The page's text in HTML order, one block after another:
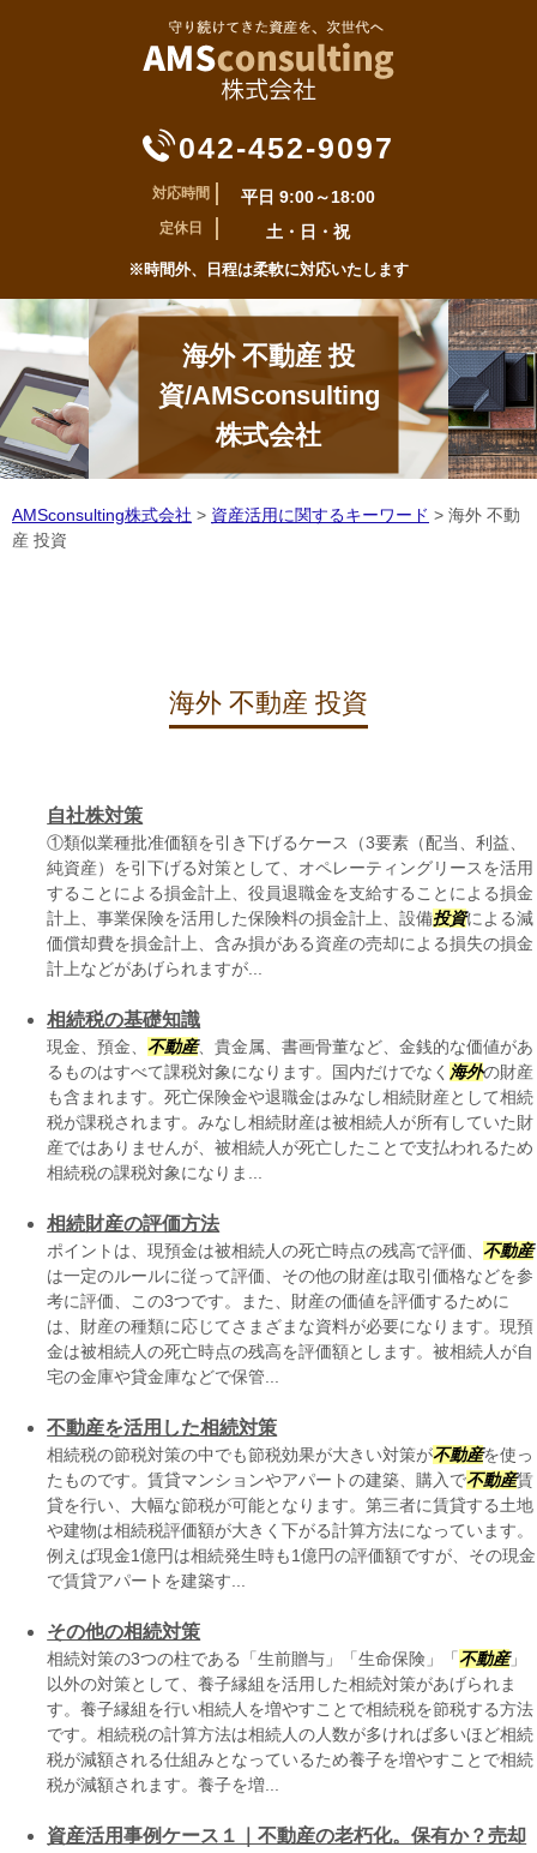
042-452-9097
対応時間 平日 9:00～18:00
定休日 土・日・祝
※時間外、日程は柔軟に対応いたします
海外 不動産 投
資/AMSconsulting
株式会社
AMSconsulting株式会社 > 資産活用に関するキーワード > 海外 不動
産 投資
海外 不動産 投資
自社株対策
①類似業種批准価額を引き下げるケース（3要素（配当、利益、
純資産）を引下げる対策として、オペレーティングリースを活用
することによる損金計上、役員退職金を支給することによる損金
計上、事業保険を活用した保険料の損金計上、設備投資による減
価償却費を損金計上、含み損がある資産の売却による損失の損金
計上などがあげられますが...
相続税の基礎知識
現金、預金、不動産、貴金属、書画骨董など、金銭的な価値があ
るものはすべて課税対象になります。国内だけでなく 海外の財産
も含まれます。死亡保険金や退職金はみなし相続財産として相続
税が課税されます。みなし相続財産は被相続人が所有していた財
産ではありませんが、被相続人が死亡したことで支払われるため
相続税の課税対象になりま...
相続財産の評価方法
ポイントは、現預金は被相続人の死亡時点の残高で評価、不動産
は一定のルールに従って評価、その他の財産は取引価格などを参
考に評価、この3つです。また、財産の価値を評価するために
は、財産の種類に応じてさまざまな資料が必要になります。現預
金は被相続人の死亡時点の残高を評価額とします。被相続人が自
宅の金庫や貸金庫などで保管...
不動産を活用した相続対策
相続税の節税対策の中でも節税効果が大きい対策が不動産を使っ
たものです。賃貸マンションやアパートの建築、購入で不動産賃
貸を行い、大幅な節税が可能となります。第三者に賃貸する土地
や建物は相続税評価額が大きく下がる計算方法になっています。
例えば現金1億円は相続発生時も1億円の評価額ですが、その現金
で賃貸アパートを建築す...
その他の相続対策
相続対策の3つの柱である「生前贈与」「生命保険」「不動産」
以外の対策として、養子縁組を活用した相続対策があげられま
す。養子縁組を行い相続人を増やすことで相続税を節税する方法
です。相続税の計算方法は相続人の人数が多ければ多いほど相続
税が減額される仕組みとなっているため養子を増やすことで相続
税が減額されます。養子を増...
資産活用事例ケース１｜不動産の老朽化。保有か？売却